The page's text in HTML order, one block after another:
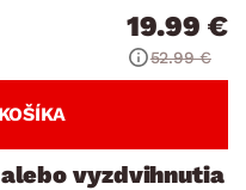
19.99 €
52.99 €
vyzdvihnutia